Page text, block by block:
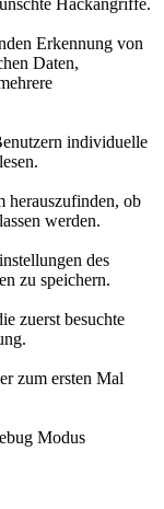
Erkennung von
Daten,
individuelle
herauszufinden, ob
werden.
des
zu speichern.
zuerst besuchte
zum ersten Mal
Modus